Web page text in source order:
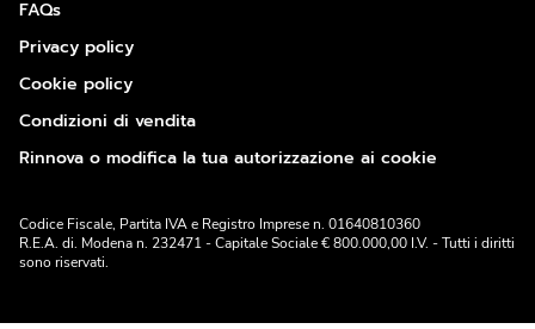
FAQs
Privacy policy
Cookie policy
Condizioni di vendita
Rinnova o modifica la tua autorizzazione ai cookie
Codice Fiscale, Partita IVA e Registro Imprese n. 01640810360
R.E.A. di. Modena n. 232471 - Capitale Sociale € 800.000,00 I.V. - Tutti i diritti
sono riservati.